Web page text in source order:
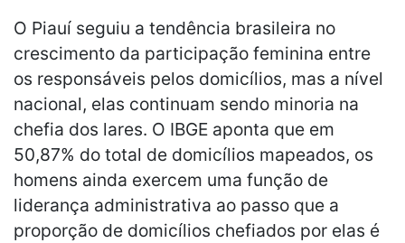
O Piauí seguiu a tendência brasileira no
crescimento da participação feminina entre
os responsáveis pelos domicílios, mas a nível
nacional, elas continuam sendo minoria na
chefia dos lares. O IBGE aponta que em
50,87% do total de domicílios mapeados, os
homens ainda exercem uma função de
liderança administrativa ao passo que a
proporção de domicílios chefiados por elas é